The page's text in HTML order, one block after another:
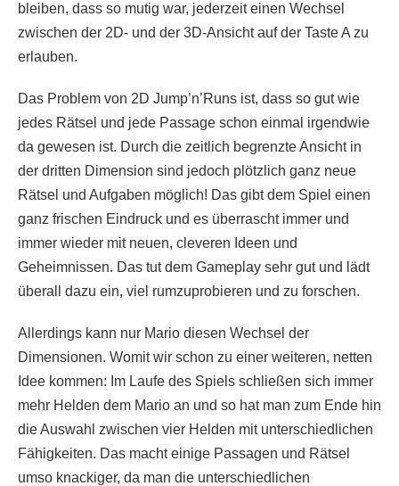
bleiben, dass so mutig war, jederzeit einen Wechsel
zwischen der 2D- und der 3D-Ansicht auf der Taste A zu
erlauben.
Das Problem von 2D Jump’n’Runs ist, dass so gut wie
jedes Rätsel und jede Passage schon einmal irgendwie
da gewesen ist. Durch die zeitlich begrenzte Ansicht in
der dritten Dimension sind jedoch plötzlich ganz neue
Rätsel und Aufgaben möglich! Das gibt dem Spiel einen
ganz frischen Eindruck und es überrascht immer und
immer wieder mit neuen, cleveren Ideen und
Geheimnissen. Das tut dem Gameplay sehr gut und lädt
überall dazu ein, viel rumzuprobieren und zu forschen.
Allerdings kann nur Mario diesen Wechsel der
Dimensionen. Womit wir schon zu einer weiteren, netten
Idee kommen: Im Laufe des Spiels schließen sich immer
mehr Helden dem Mario an und so hat man zum Ende hin
die Auswahl zwischen vier Helden mit unterschiedlichen
Fähigkeiten. Das macht einige Passagen und Rätsel
umso knackiger, da man die unterschiedlichen